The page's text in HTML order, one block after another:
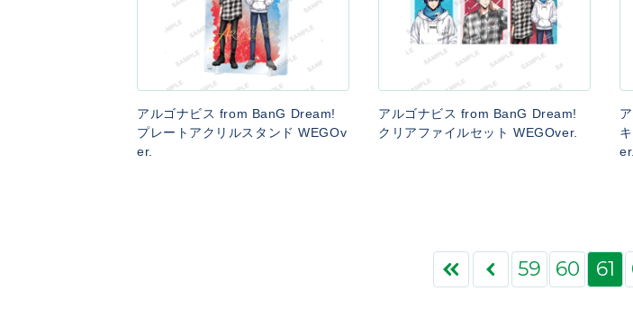
アルゴナビス from BanG Dream!
プレートアクリルスタンド WEGOv
er.
アルゴナビス from BanG Dream!
クリアファイルセット WEGOver.
er.
59 60 61